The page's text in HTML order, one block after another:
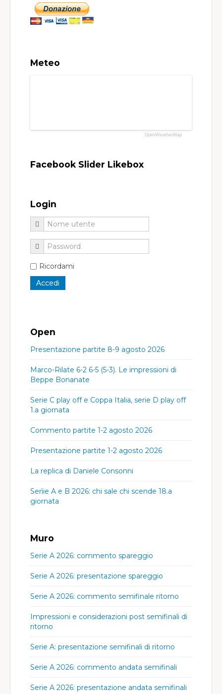
Meteo
OpenWeatherMap
Facebook Slider Likebox
Login
Ricordami
Open
Presentazione partite 8-9 agosto 2026
Marco-Rilate 6-2 6-5 (5-3). Le impressioni di
Beppe Bonanate
Serie C play off e Coppa Italia, serie D play off
1.a giornata
Commento partite 1-2 agosto 2026
Presentazione partite 1-2 agosto 2026
La replica di Daniele Consonni
Serìie A e B 2026: chi sale chi scende 18.a
giornata
Muro
Serie A 2026: commento spareggio
Serie A 2026: presentazione spareggio
Serie A 2026: commento semifinale ritorno
Impressioni e considerazioni post semifinali di
ritorno
Serie A: presentazione semifinali di ritorno
Serie A 2026: commento andata semifinali
Serie A 2026: presentazione andata semifinali